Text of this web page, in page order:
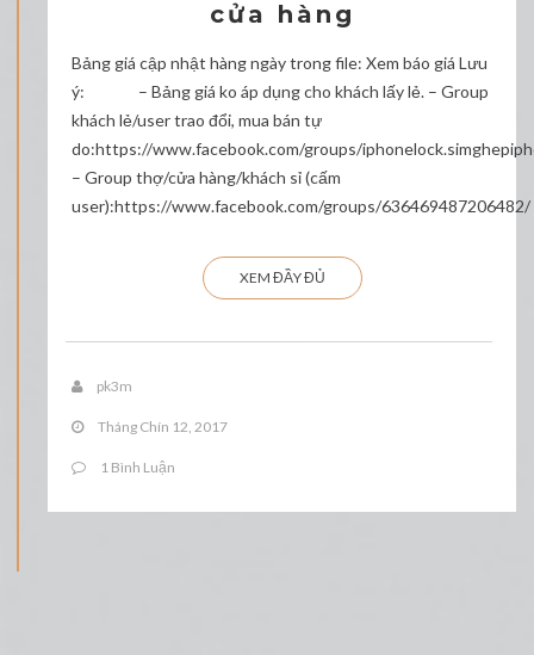
cửa hàng
Bảng giá cập nhật hàng ngày trong file: Xem báo giá Lưu
ý: – Bảng giá ko áp dụng cho khách lấy lẻ. – Group
khách lẻ/user trao đổi, mua bán tự
do:https://www.facebook.com/groups/
– Group thợ/cửa hàng/khách sỉ (cấm
user):https://www.facebook.com/groups/636469487206482/
XEM ĐẦY ĐỦ
pk3m
Tháng Chín 12, 2017
1 Bình Luận